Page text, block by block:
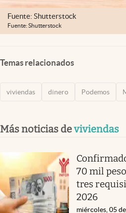
Fuente: Shutterstock
Fuente: Shutterstock
Temas relacionados
viviendas dinero Podemos
Más noticias deviviendas
70 mil
tres
2026
miércoles, 05 de